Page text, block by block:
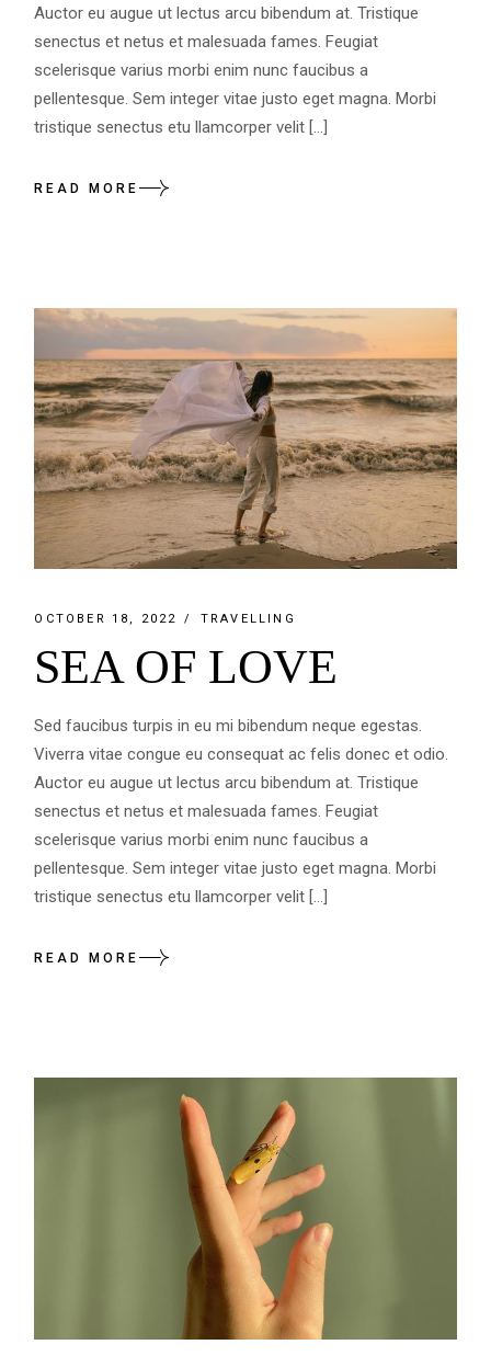
Auctor eu augue ut lectus arcu bibendum at. Tristique
senectus et netus et malesuada fames. Feugiat
scelerisque varius morbi enim nunc faucibus a
pellentesque. Sem integer vitae justo eget magna. Morbi
tristique senectus etu llamcorper velit […]
READ MORE
OCTOBER 18, 2022 TRAVELLING
SEA OF LOVE
Sed faucibus turpis in eu mi bibendum neque egestas.
Viverra vitae congue eu consequat ac felis donec et odio.
Auctor eu augue ut lectus arcu bibendum at. Tristique
senectus et netus et malesuada fames. Feugiat
scelerisque varius morbi enim nunc faucibus a
pellentesque. Sem integer vitae justo eget magna. Morbi
tristique senectus etu llamcorper velit […]
READ MORE